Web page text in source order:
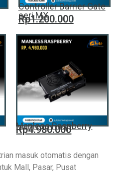
Controller Barrier Gate
seri MX
Rp1.200.000
Manless Raspberry
Rp4.980.000
masuk otomatis dengan
Mall, Pasar, Pusat